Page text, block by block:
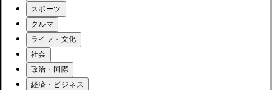
スポーツ
クルマ
ライフ・文化
社会
政治・国際
経済・ビジネス